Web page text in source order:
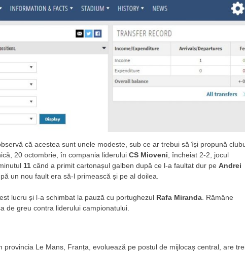
că acestea sunt unele modeste, sub ce ar trebui să își propună
20 octombrie, în compania liderului CS Mioveni, încheiat 2-2, jocul
11 când a primit cartonașul galben după ce l-a faultat dur pe Andrei
un nou fault era să-l primească și pe al doilea.
lucru și l-a schimbat la pauză cu portughezul Rafa Miranda. Rămâne
de greu contra liderului campionatului.
provincia Le Mans, Franța, evoluează pe postul de mijlocaș central, are